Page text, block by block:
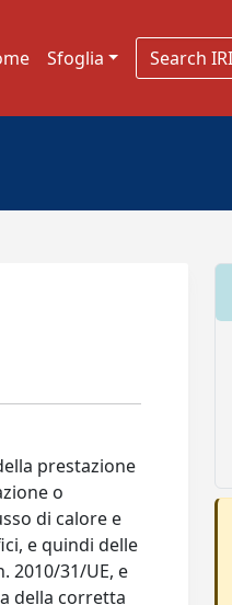
Sfoglia
prestazione
o
di calore e
e quindi delle
2010/31/UE, e
della corretta